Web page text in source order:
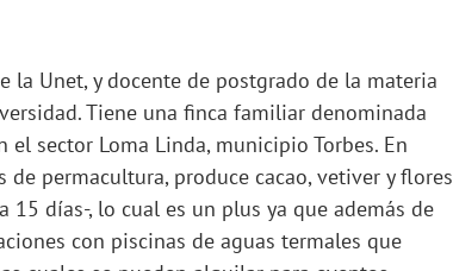
la Unet, y docente de postgrado de la materia
Tiene una finca familiar denominada
sector Loma Linda, municipio Torbes. En
permacultura, produce cacao, vetiver y flores
días-, lo cual es un plus ya que además de
con piscinas de aguas termales que